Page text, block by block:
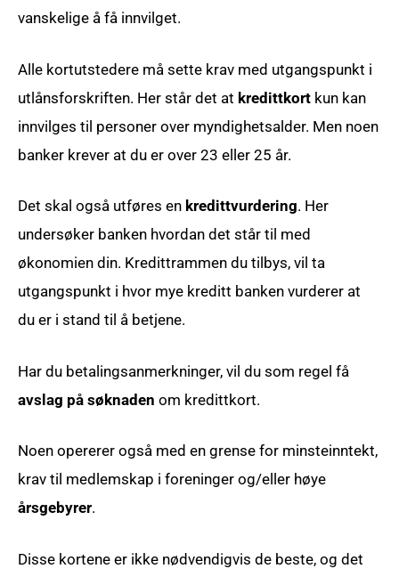
vanskelige å få innvilget.
Alle kortutstedere må sette krav med utgangspunkt i
utlånsforskriften. Her står det at kredittkort kun kan
innvilges til personer over myndighetsalder. Men noen
banker krever at du er over 23 eller 25 år.
Det skal også utføres en kredittvurdering. Her
undersøker banken hvordan det står til med
økonomien din. Kredittrammen du tilbys, vil ta
utgangspunkt i hvor mye kreditt banken vurderer at
du er i stand til å betjene.
Har du betalingsanmerkninger, vil du som regel få
avslag på søknaden om kredittkort.
Noen opererer også med en grense for minsteinntekt,
krav til medlemskap i foreninger og/eller høye
årsgebyrer.
Disse kortene er ikke nødvendigvis de beste, og det